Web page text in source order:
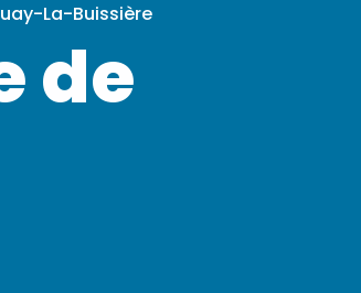
La-Buissière
de